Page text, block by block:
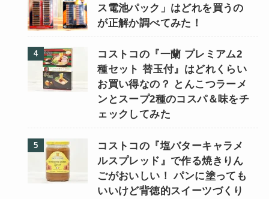
ス電池パック」はどれを買うの
が正解か調べてみた！
コストコの『一蘭 プレミアム2
種セット 替玉付』はどれくらい
お買い得なの？ とんこつラーメ
ンとスープ2種のコスパ＆味をチ
ェックしてみた
コストコの『塩バターキャラメ
ルスプレッド』で作る焼きりん
ごがおいしい！ パンに塗っても
いいけど背徳的スイーツづくり